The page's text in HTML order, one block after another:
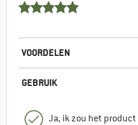
VOORDELEN
GEBRUIK
Ja, ik zou het